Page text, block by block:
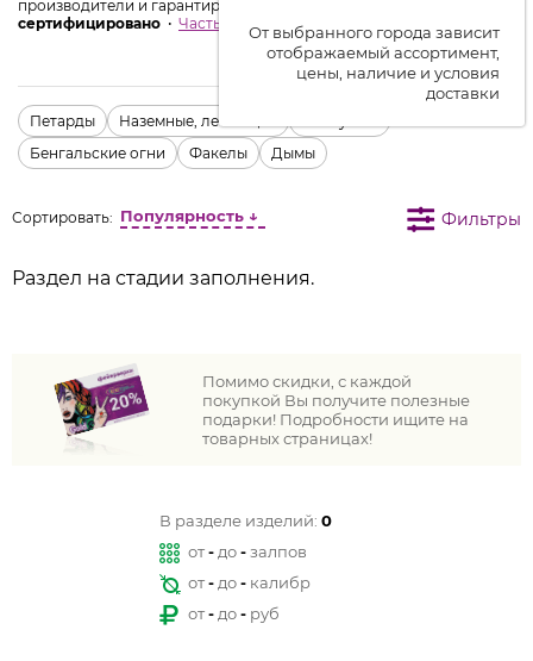
От выбранного города зависит
отображаемый ассортимент,
цены, наличие и условия
доставки
производители и гарантируем
сертифицировано
Частые вопросы
Петарды Наземные, летающие
Бенгальские огни
Факелы Дымы
Фильтры
Сортировать: Популярность ↓
Раздел на стадии заполнения.
Помимо скидки, с каждой
покупкой Вы получите полезные
подарки! Подробности ищите на
товарных страницах!
В разделе изделий: 0
от- до-залпов
от- до- калибр
от- до- руб